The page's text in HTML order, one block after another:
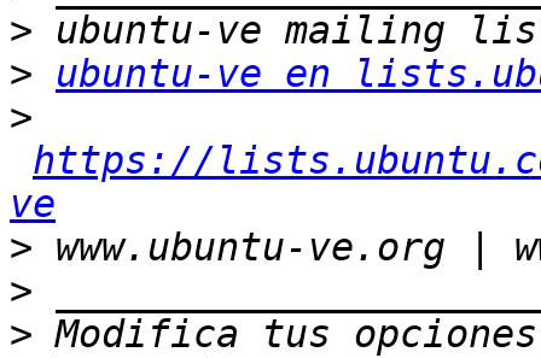
>
>
ubuntu-ve en
>
https://
ve
>
>
> Modifica tus